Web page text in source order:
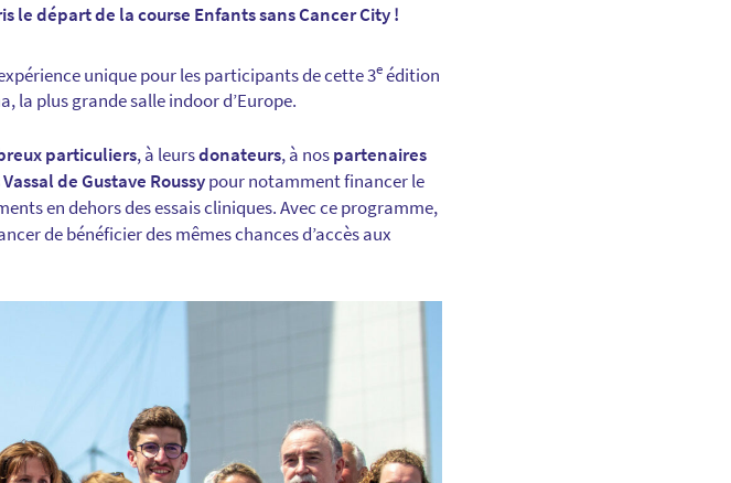
le départ de la course Enfants sans Cancer City !
unique pour les participants de cette 3eédition
la plus grande salle indoor d’Europe.
particuliers, à leursdonateurs, à nospartenaires
de Gustave Roussypour notamment financer le
en dehors des essais cliniques. Avec ce programme,
de bénéficier des mêmes chances d’accès aux